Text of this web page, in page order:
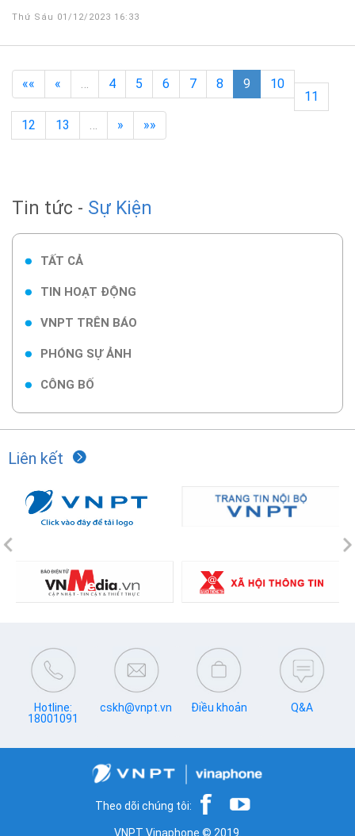
Thứ Sáu 01/12/2023 16:33
«« « … 4 5 6 7 8 9
10
11
12
13 … » »»
Tin tức - Sự Kiện
TẤT CẢ
TIN HOẠT ĐỘNG
VNPT TRÊN BÁO
PHÓNG SỰ ẢNH
CÔNG BỐ
Liên kết
Previous
Hotline:
18001091
cskh@vnpt.vn Điều khoản Q&A
Theo dõi chúng tôi:
VNPT Vinaphone © 2019.